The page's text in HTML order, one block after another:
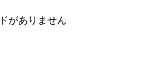
がありません